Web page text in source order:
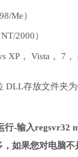
Me）
2000）
XP， Vista， 7，
存放文件夹
-输入regsvr32
如果您对电脑